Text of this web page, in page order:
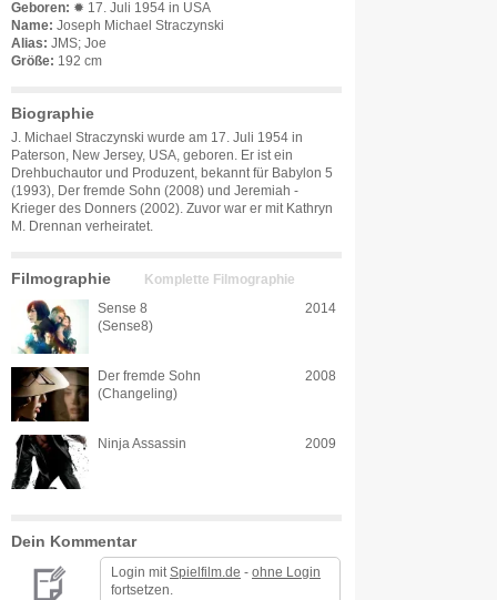
Geboren: ✹ 17. Juli 1954 in USA
Name: Joseph Michael Straczynski
Alias: JMS; Joe
Größe: 192 cm
Biographie
J. Michael Straczynski wurde am 17. Juli 1954 in
Paterson, New Jersey, USA, geboren. Er ist ein
Drehbuchautor und Produzent, bekannt für Babylon 5
(1993), Der fremde Sohn (2008) und Jeremiah -
Krieger des Donners (2002). Zuvor war er mit Kathryn
M. Drennan verheiratet.
Filmographie Komplette Filmographie
Sense 8
(Sense8)
2014
Der fremde Sohn
(Changeling)
2008
Ninja Assassin 2009
Dein Kommentar
Login mit Spielfilm.de - ohne Login
fortsetzen.